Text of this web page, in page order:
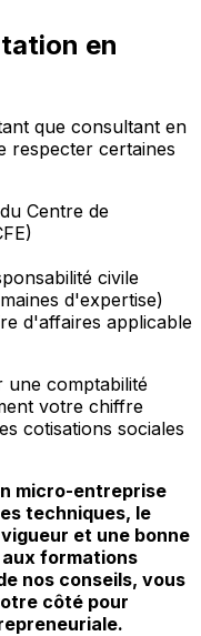
en
que consultant en
respecter certaines
Centre de
civile
d'expertise)
d'affaires applicable
une comptabilité
votre chiffre
cotisations sociales
micro-entreprise
techniques, le
et une bonne
formations
nos conseils, vous
côté pour